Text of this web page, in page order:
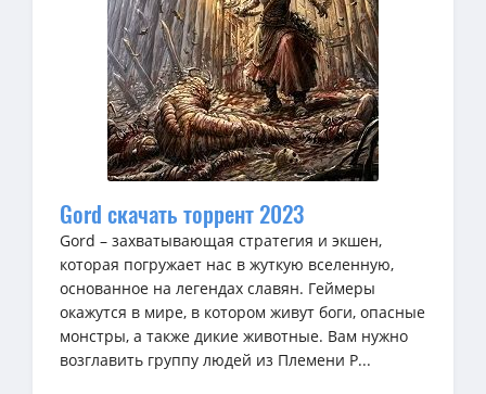
Gord скачать торрент 2023
Gord – захватывающая стратегия и экшен,
которая погружает нас в жуткую вселенную,
основанное на легендах славян. Геймеры
окажутся в мире, в котором живут боги, опасные
монстры, а также дикие животные. Вам нужно
возглавить группу людей из Племени Р...